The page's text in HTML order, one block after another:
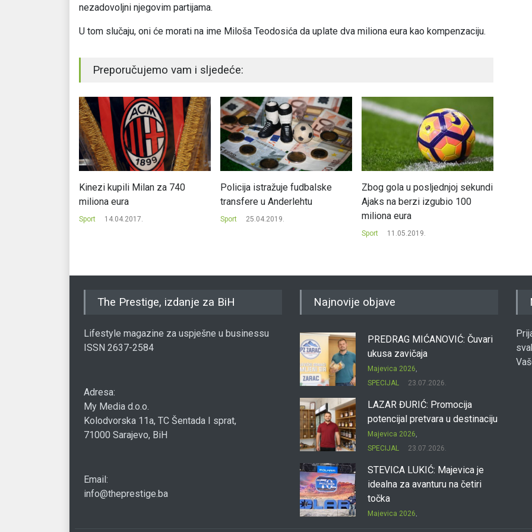
nezadovoljni njegovim partijama.
U tom slučaju, oni će morati na ime Miloša Teodosića da uplate dva miliona eura kao kompenzaciju.
Preporučujemo vam i sljedeće:
Kinezi kupili Milan za 740
miliona eura
Sport 14.04.2017.
Policija istražuje fudbalske
transfere u Anderlehtu
Sport 25.04.2019.
Zbog gola u posljednjoj sekundi
Ajaks na berzi izgubio 100
miliona eura
Sport 11.05.2019.
The Prestige, izdanje za BiH
Lifestyle magazine za uspješne u businessu
ISSN 2637-2584
Adresa:
My Media d.o.o.
Kolodvorska 11a, TC Šentada I sprat,
71000 Sarajevo, BiH
Email:
info@theprestige.ba
Najnovije objave
PREDRAG MIĆANOVIĆ: Čuvari
ukusa zavičaja
Majevica 2026
SPECIJAL
23.07.2026.
LAZAR ĐURIĆ: Promocija
potencijal pretvara u destinaciju
Majevica 2026
SPECIJAL
23.07.2026.
STEVICA LUKIĆ: Majevica je
idealna za avanturu na četiri
točka
Majevica 2026